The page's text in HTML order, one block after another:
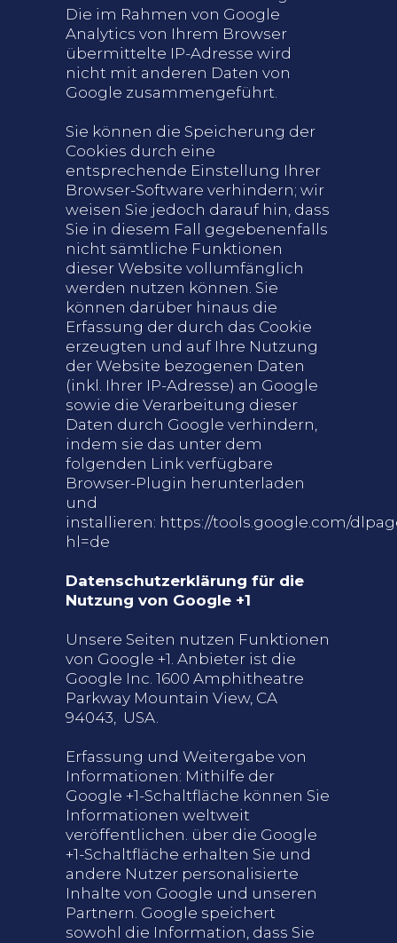
Die im Rahmen von Google
Analytics von Ihrem Browser
übermittelte IP-Adresse wird
nicht mit anderen Daten von
Google zusammengeführt.
Sie können die Speicherung der
Cookies durch eine
entsprechende Einstellung Ihrer
Browser-Software verhindern; wir
weisen Sie jedoch darauf hin, dass
Sie in diesem Fall gegebenenfalls
nicht sämtliche Funktionen
dieser Website vollumfänglich
werden nutzen können. Sie
können darüber hinaus die
Erfassung der durch das Cookie
erzeugten und auf Ihre Nutzung
der Website bezogenen Daten
(inkl. Ihrer IP-Adresse) an Google
sowie die Verarbeitung dieser
Daten durch Google verhindern,
indem sie das unter dem
folgenden Link verfügbare
Browser-Plugin herunterladen
und
installieren: https://tools.google.com/
hl=de
Datenschutzerklärung für die
Nutzung von Google +1
Unsere Seiten nutzen Funktionen
von Google +1. Anbieter ist die
Google Inc. 1600 Amphitheatre
Parkway Mountain View, CA
94043, USA.
Erfassung und Weitergabe von
Informationen: Mithilfe der
Google +1-Schaltfläche können Sie
Informationen weltweit
veröffentlichen. über die Google
+1-Schaltfläche erhalten Sie und
andere Nutzer personalisierte
Inhalte von Google und unseren
Partnern. Google speichert
sowohl die Information, dass Sie